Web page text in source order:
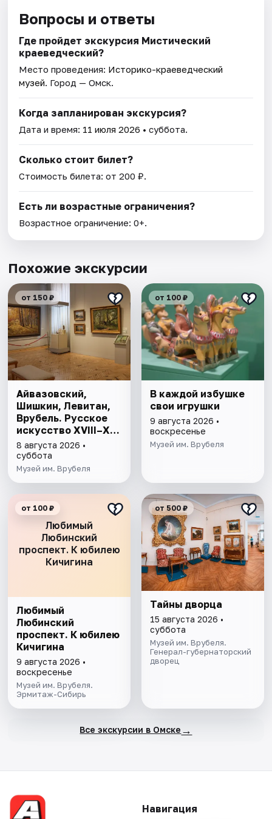
Вопросы и ответы
Где пройдет экскурсия Мистический
краеведческий?
Место проведения: Историко-краеведческий
музей . Город — Омск.
Когда запланирован экскурсия?
Дата и время: 11 июля 2026 • суббота.
Сколько стоит билет?
Стоимость билета: от 200 ₽.
Есть ли возрастные ограничения?
Возрастное ограничение: 0+.
Похожие экскурсии
от 150 ₽
Айвазовский,
Шишкин, Левитан,
Врубель. Русское
искусство XVIII–XX
веков
8 августа 2026 •
суббота
Музей им. Врубеля
от 100 ₽
В каждой избушке
свои игрушки
9 августа 2026 •
воскресенье
Музей им. Врубеля
Любимый
Любинский
проспект. К юбилею
Кичигина
от 100 ₽
Любимый
Любинский
проспект. К юбилею
Кичигина
9 августа 2026 •
воскресенье
Музей им. Врубеля.
Эрмитаж-Сибирь
от 500 ₽
Тайны дворца
15 августа 2026 •
суббота
Музей им. Врубеля.
Генерал-губернаторский
дворец
Все экскурсии в Омске →
Навигация